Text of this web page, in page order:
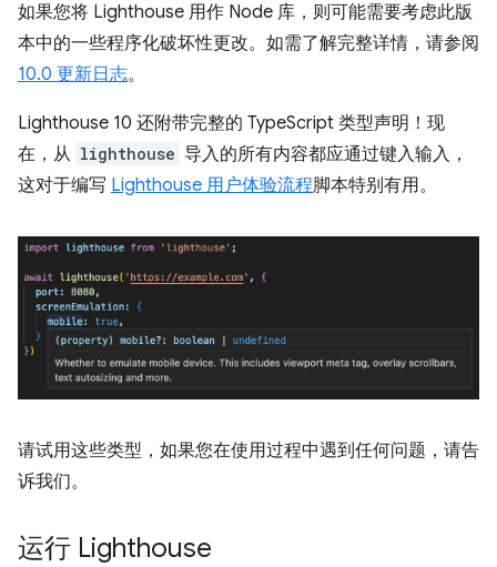
如果您将 Lighthouse 用作 Node 库，则可能需要考虑此版
本中的一些程序化破坏性更改。如需了解完整详情，请参阅
10.0 更新日志。
Lighthouse 10 还附带完整的 TypeScript 类型声明！现
在，从 lighthouse 导入的所有内容都应通过键入输入，
这对于编写 Lighthouse 用户体验流程脚本特别有用。
请试用这些类型，如果您在使用过程中遇到任何问题，请告
诉我们。
运行 Lighthouse